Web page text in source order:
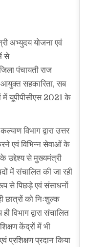
अभ्युदय योजना एवं
से
पंचायती राज
सहकारिता, सब
में यूपीपीसीएस 2021 के
विभाग द्वारा उत्तर
एवं विभिन्न सेवाओं के
उद्देश्य से मुख्यमंत्री
में संचालित की जा रही
से पिछड़े एवं संसाधनों
छात्रों को निःशुल्क
विभाग द्वारा संचालित
केंद्रों में भी
प्रशिक्षण प्रदान किया